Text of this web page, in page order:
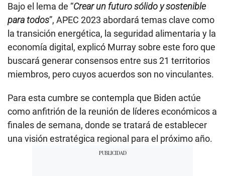
Bajo el lema de “Crear un futuro sólido y sostenible
para todos”, APEC 2023 abordará temas clave como
la transición energética, la seguridad alimentaria y la
economía digital, explicó Murray sobre este foro que
buscará generar consensos entre sus 21 territorios
miembros, pero cuyos acuerdos son no vinculantes.
Para esta cumbre se contempla que Biden actúe
como anfitrión de la reunión de líderes económicos a
finales de semana, donde se tratará de establecer
una visión estratégica regional para el próximo año.